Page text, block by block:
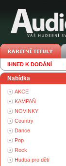
IHNED K DODÁNÍ
Nabídka
AKCE
KAMPAŇ
NOVINKY
Country
Dance
Pop
Rock
Hudba pro děti